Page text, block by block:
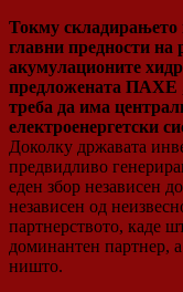
Токму складирањето
главни предности на
акумулационите
предложената ПАХЕ
треба да има
електроенергетски
Доколку државата
предвидливо
еден збор независен
независен од
партнерството, каде
доминантен партнер,
ништо.